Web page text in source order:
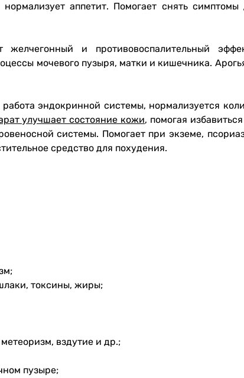
аппетит. Помогает снять
и противовоспалительный
мочевого пузыря, матки и кишечника.
эндокринной системы, нормализуется
улучшает состояние кожи, помогая
системы. Помогает при экземе,
средство для похудения.
токсины, жиры;
вздутие и др.;
пузыре;